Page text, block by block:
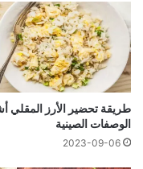
طريقة تحضير الأرز المقلي
الوصفات الصينية
2023-09-06